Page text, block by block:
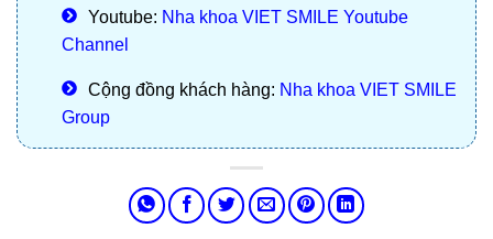
Youtube: Nha khoa VIET SMILE Youtube
Channel
Cộng đồng khách hàng: Nha khoa VIET SMILE
Group